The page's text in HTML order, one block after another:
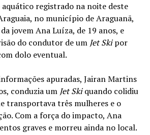
registrado na noite deste
no município de Araguanã,
jovem Ana Luíza, de 19 anos, e
do condutor de um Jet Skipor
dolo eventual.
apuradas, Jairan Martins
conduzia um Jet Skiquando colidiu
transportava três mulheres e o
Com a força do impacto, Ana
graves e morreu ainda no local.